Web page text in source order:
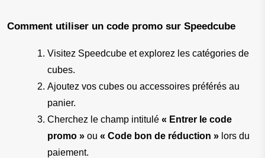
Comment utiliser un code promo sur Speedcube
Visitez Speedcube et explorez les catégories de
cubes.
Ajoutez vos cubes ou accessoires préférés au
panier.
Cherchez le champ intitulé « Entrer le code
promo » ou « Code bon de réduction » lors du
paiement.